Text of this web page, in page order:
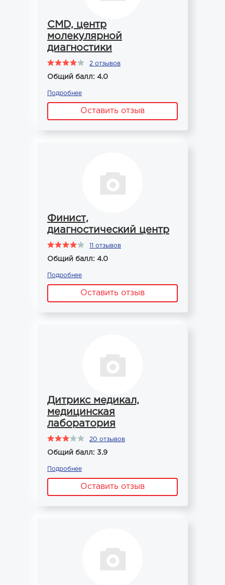
CMD, центр
молекулярной
диагностики
2 отзывов
Общий балл: 4.0
Подробнее
Оставить отзыв
Финист,
диагностический центр
11 отзывов
Общий балл: 4.0
Подробнее
Оставить отзыв
Дитрикс медикал,
медицинская
лаборатория
20 отзывов
Общий балл: 3.9
Подробнее
Оставить отзыв